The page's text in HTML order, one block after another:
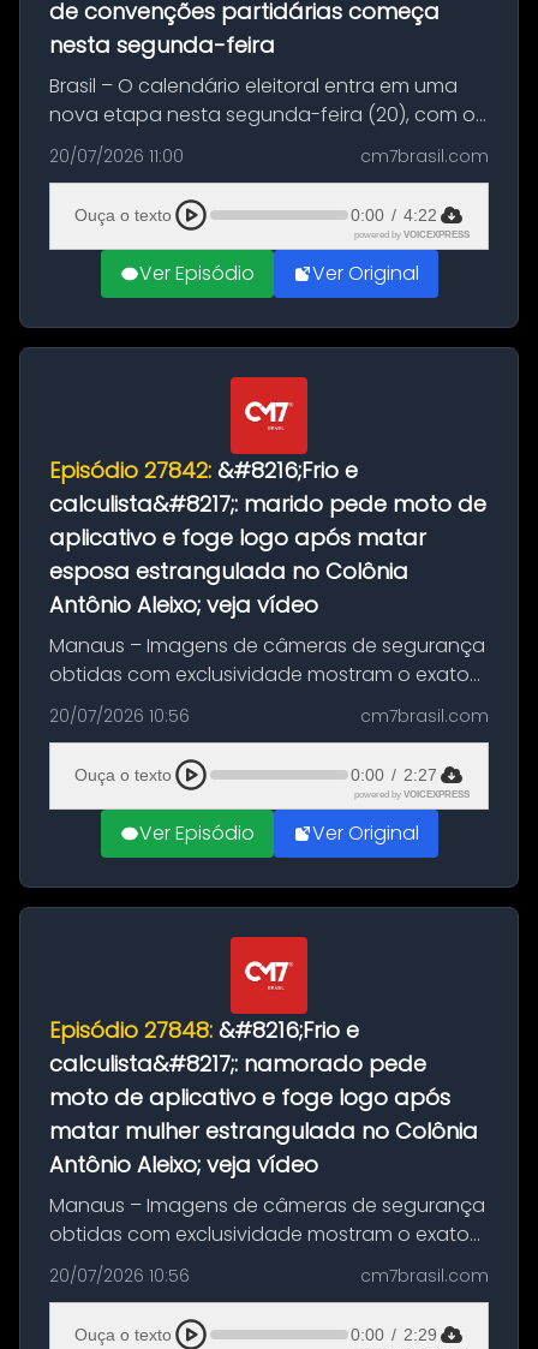
de convenções partidárias começa
nesta segunda-feira
Brasil – O calendário eleitoral entra em uma
nova etapa nesta segunda-feira (20), com o
início do período destinado às convenções
partidárias. Até 5 de agosto, partidos e
federações poderão oficializa...
20/07/2026 11:00 cm7brasil.com
Ouça o texto 0:00 / 4:22
powered by VOICEXPRESS
Ver Episódio Ver Original
Episódio 27842: &#8216;Frio e
calculista&#8217;: marido pede moto de
aplicativo e foge logo após matar
esposa estrangulada no Colônia
Antônio Aleixo; veja vídeo
Manaus – Imagens de câmeras de segurança
obtidas com exclusividade mostram o exato
momento da fuga do principal suspeito da
morte de Larissa Araújo, de 28 anos. O crime
ocorreu na noite deste último d...
20/07/2026 10:56 cm7brasil.com
Ouça o texto 0:00 / 2:27
powered by VOICEXPRESS
Ver Episódio Ver Original
Episódio 27848: &#8216;Frio e
calculista&#8217;: namorado pede
moto de aplicativo e foge logo após
matar mulher estrangulada no Colônia
Antônio Aleixo; veja vídeo
Manaus – Imagens de câmeras de segurança
obtidas com exclusividade mostram o exato
momento da fuga do principal suspeito da
morte de Larissa Araújo, de 28 anos. O crime
ocorreu na noite deste último d...
20/07/2026 10:56 cm7brasil.com
Ouça o texto 0:00 / 2:29